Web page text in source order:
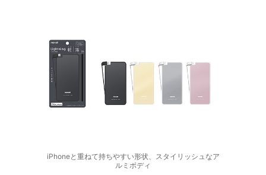
iPhoneと重ねて持ちやすい形状、スタイリッシュなア
ルミボディ